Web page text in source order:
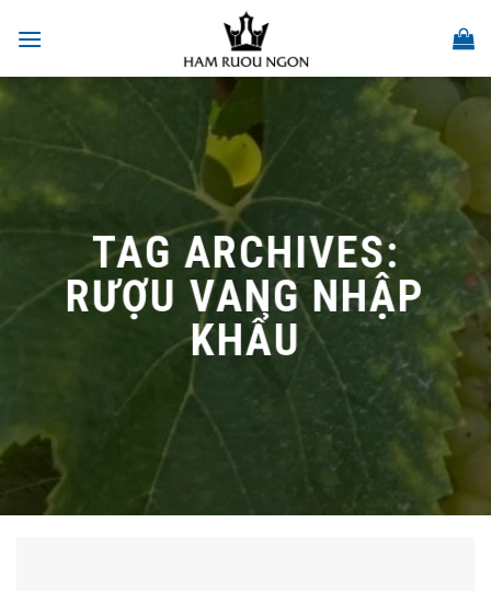
TAG ARCHIVES:
RƯỢU VANG NHẬP
KHẨU